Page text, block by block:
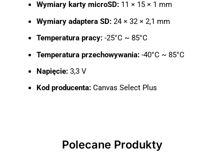
Wymiary karty microSD:11 × 15 × 1 mm
Wymiary adaptera SD:24 × 32 × 2,1 mm
Temperatura pracy:-25°C ~ 85°C
Temperatura przechowywania:-40°C ~ 85°C
Napięcie:3,3 V
Kod producenta:Canvas Select Plus
Polecane Produkty